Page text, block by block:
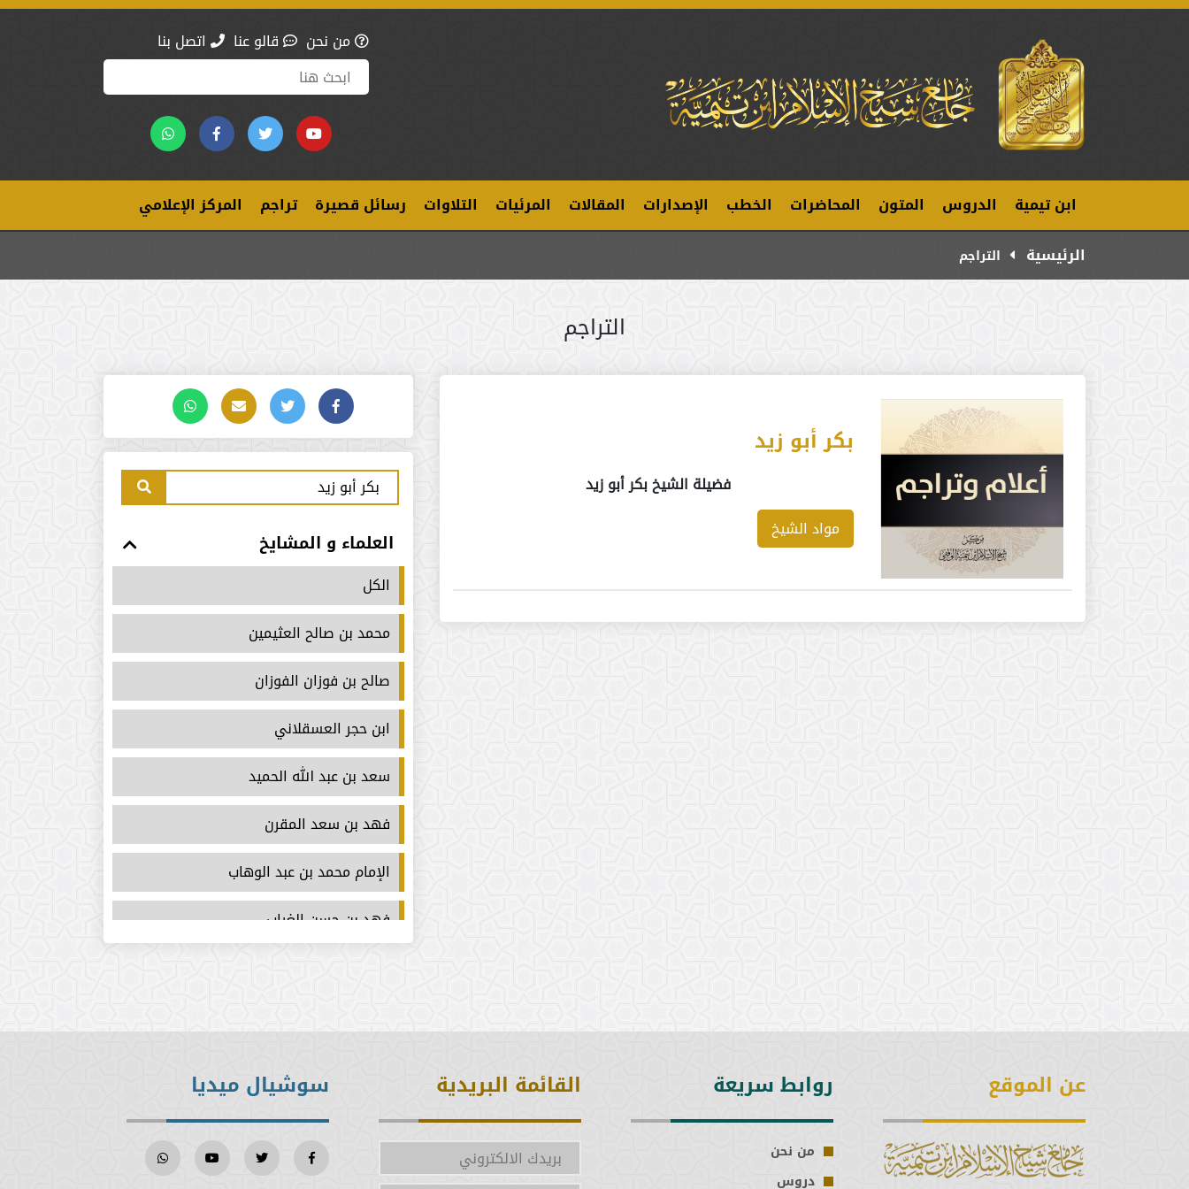
من نحن قالو عنا اتصل بنا
ابن تيمية الدروس المتون المحاضرات الخطب الإصدارات المقالات المرئيات التلاوات رسائل قصيرة تراجم
المركز الإعلامي
الرئيسية
التراجم
التراجم
بكر أبو زيد
فضيلة الشيخ بكر أبو زيد
مواد الشيخ
العلماء و المشايخ
الكل
محمد بن صالح العثيمين
صالح بن فوزان الفوزان
ابن حجر العسقلاني
سعد بن عبد الله الحميد
فهد بن سعد المقرن
الإمام محمد بن عبد الوهاب
فهد بن حسن الغراب
عبد العزيز بن عبد الله الراجحي
عن الموقع روابط سريعة
من نحن
دروس
القائمة البريدية سوشيال ميديا